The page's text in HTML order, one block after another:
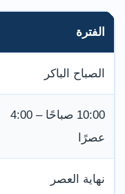
الفترة
الصباح الباكر
10:00 صباحًا – 4:00
عصرًا
نهاية العصر